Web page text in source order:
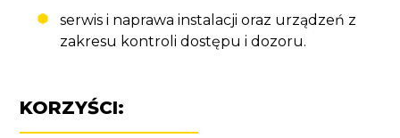
serwis i naprawa instalacji oraz urządzeń z
zakresu kontroli dostępu i dozoru.
KORZYŚCI: